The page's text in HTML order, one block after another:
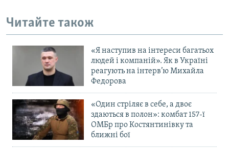
Читайте також
«Я наступив на інтереси багатьох
людей і компаній». Як в Україні
реагують на інтерв’ю Михайла
Федорова
«Один стріляє в себе, а двоє
здаються в полон»: комбат 157-ї
ОМБр про Костянтинівку та
ближні бої